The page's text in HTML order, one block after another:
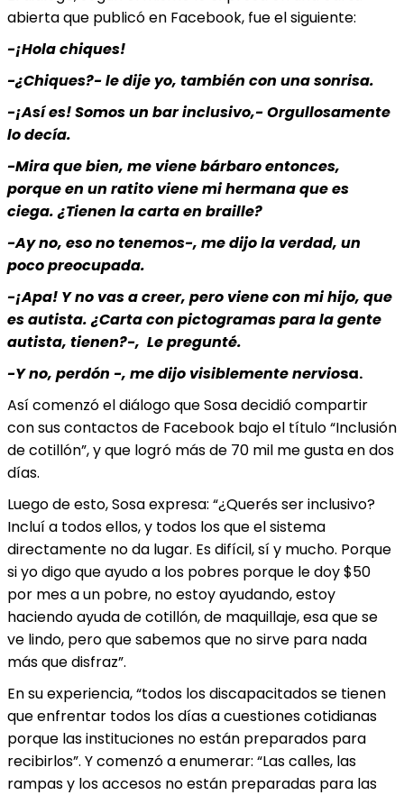
abierta que publicó en Facebook, fue el siguiente:
-¡Hola chiques!
-¿Chiques?- le dije yo, también con una sonrisa.
-¡Así es! Somos un bar inclusivo,- Orgullosamente
lo decía.
-Mira que bien, me viene bárbaro entonces,
porque en un ratito viene mi hermana que es
ciega. ¿Tienen la carta en braille?
-Ay no, eso no tenemos-, me dijo la verdad, un
poco preocupada.
-¡Apa! Y no vas a creer, pero viene con mi hijo, que
es autista. ¿Carta con pictogramas para la gente
autista, tienen?-, Le pregunté.
-Y no, perdón -, me dijo visiblemente nerviosa.
Así comenzó el diálogo que Sosa decidió compartir
con sus contactos de Facebook bajo el título “Inclusión
de cotillón”, y que logró más de 70 mil me gusta en dos
días.
Luego de esto, Sosa expresa: “¿Querés ser inclusivo?
Incluí a todos ellos, y todos los que el sistema
directamente no da lugar. Es difícil, sí y mucho. Porque
si yo digo que ayudo a los pobres porque le doy $50
por mes a un pobre, no estoy ayudando, estoy
haciendo ayuda de cotillón, de maquillaje, esa que se
ve lindo, pero que sabemos que no sirve para nada
más que disfraz”.
En su experiencia, “todos los discapacitados se tienen
que enfrentar todos los días a cuestiones cotidianas
porque las instituciones no están preparados para
recibirlos”. Y comenzó a enumerar: “Las calles, las
rampas y los accesos no están preparadas para las